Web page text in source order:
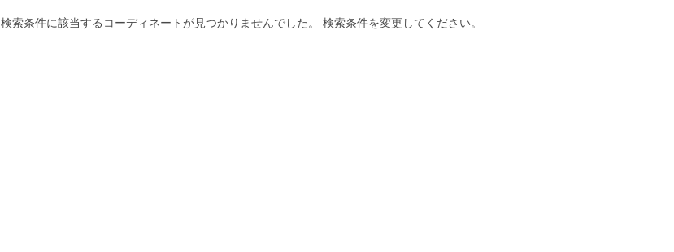
検索条件に該当するコーディネートが見つかりませんでした。 検索条件を変更してください。